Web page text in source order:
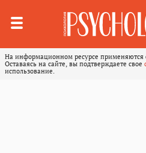
На информационном ресурсе
Оставаясь на сайте, вы подтверждаете свое
использование.